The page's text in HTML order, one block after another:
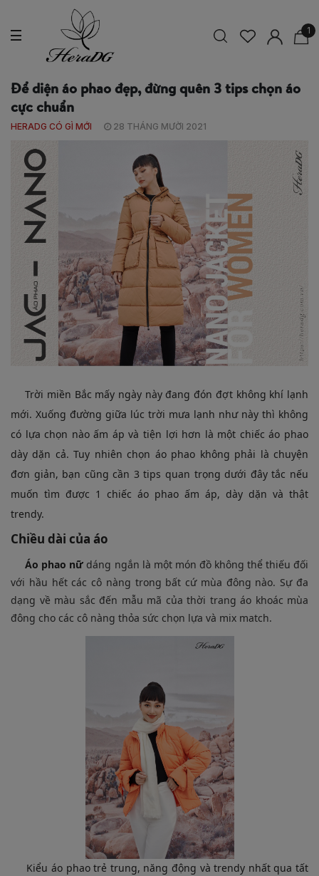
1
Để diện áo phao đẹp, đừng quên 3 tips chọn áo
cực chuẩn
HERADG CÓ GÌ MỚI 28 THÁNG MƯỜI 2021
Trời miền Bắc mấy ngày này đang đón đợt không khí lạnh
mới. Xuống đường giữa lúc trời mưa lạnh như này thì không
có lựa chọn nào ấm áp và tiện lợi hơn là một chiếc áo phao
dày dặn cả. Tuy nhiên chọn áo phao không phải là chuyện
đơn giản, bạn cũng cần 3 tips quan trọng dưới đây tắc nếu
muốn tìm được 1 chiếc áo phao ấm áp, dày dặn và thật
trendy.
Chiều dài của áo
Áo phao nữ dáng ngắn là một món đồ không thể thiếu đối
với hầu hết các cô nàng trong bất cứ mùa đông nào. Sự đa
dạng về màu sắc đến mẫu mã của thời trang áo khoác mùa
đông cho các cô nàng thỏa sức chọn lựa và mix match.
Kiểu áo phao trẻ trung, năng động và trendy nhất qua tất